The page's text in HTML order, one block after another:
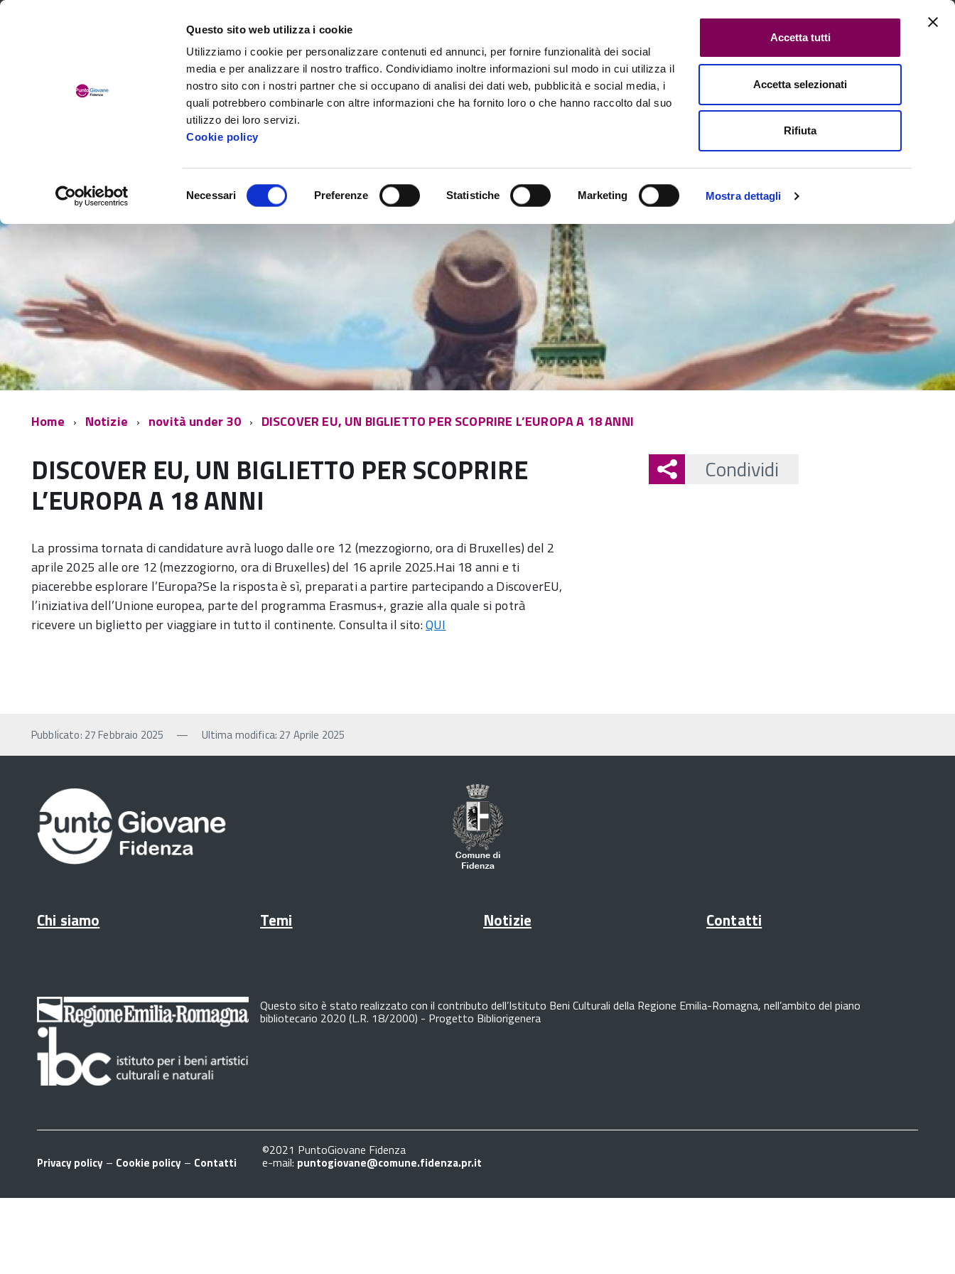
Questo sito web utilizza i cookie
Utilizziamo i cookie per personalizzare contenuti ed annunci, per fornire funzionalità dei social
media e per analizzare il nostro traffico. Condividiamo inoltre informazioni sul modo in cui utilizza il
nostro sito con i nostri partner che si occupano di analisi dei dati web, pubblicità e social media, i
quali potrebbero combinarle con altre informazioni che ha fornito loro o che hanno raccolto dal suo
utilizzo dei loro servizi.
Cookie policy
Necessari Preferenze Statistiche Marketing Mostra dettagli
Accetta tutti
Accetta selezionati
Rifiuta
Cerca in tutte le pagine
Chi siamo Temi Notizie Contatti
Home Notizie novità under 30 DISCOVER EU, UN BIGLIETTO PER SCOPRIRE L’EUROPA A 18 ANNI
DISCOVER EU, UN BIGLIETTO PER SCOPRIRE
L’EUROPA A 18 ANNI
La prossima tornata di candidature avrà luogo dalle ore 12 (mezzogiorno, ora di Bruxelles) del 2
aprile 2025 alle ore 12 (mezzogiorno, ora di Bruxelles) del 16 aprile 2025.Hai 18 anni e ti
piacerebbe esplorare l’Europa?Se la risposta è sì, preparati a partire partecipando a DiscoverEU,
l’iniziativa dell’Unione europea, parte del programma Erasmus+, grazie alla quale si potrà
ricevere un biglietto per viaggiare in tutto il continente. Consulta il sito:QUI
Condividi
Pubblicato: 27 Febbraio 2025 — Ultima modifica: 27 Aprile 2025
Chi siamo Temi Notizie Contatti
Questo sito è stato realizzato con il contributo dell’Istituto Beni Culturali della Regione Emilia-Romagna, nell’ambito del piano
bibliotecario 2020 (L.R. 18/2000) - Progetto Bibliorigenera
Privacy policy – Cookie policy – Contatti
©2021 PuntoGiovane Fidenza
e-mail: puntogiovane@comune.fidenza.pr.it